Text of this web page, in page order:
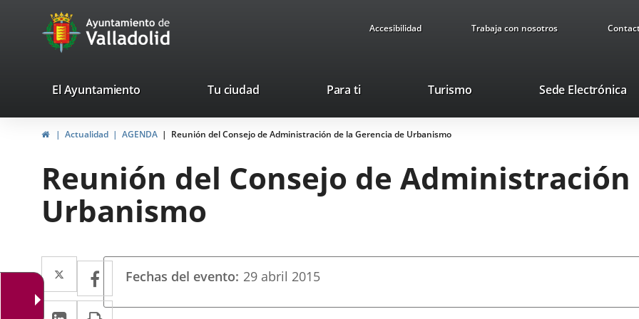
Portal
Web
Ayuntamiento
de
Accesibilidad Trabaja con nosotros
valladolid.es
El Ayuntamiento Tu ciudad Para ti TurismoThis
will
a
pop-
Sede Electrónica
HomeActualidad AGENDA Reunión del Consejo de Administración de la Gerencia de Urbanismo
Reunión del Consejo de Administración
Urbanismo
Twitter
Enlace
a
Facebook
Enlace
a
Linkedin
EnlacePrint
del
Fechas del evento 29 abril 2015